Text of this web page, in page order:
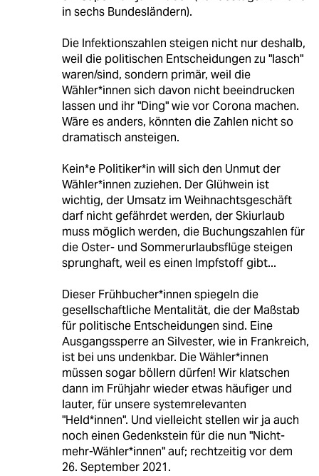
in sechs Bundesländern).
Die Infektionszahlen steigen nicht nur deshalb,
weil die politischen Entscheidungen zu "lasch"
waren/sind, sondern primär, weil die
Wähler*innen sich davon nicht beeindrucken
lassen und ihr "Ding" wie vor Corona machen.
Wäre es anders, könnten die Zahlen nicht so
dramatisch ansteigen.
Kein*e Politiker*in will sich den Unmut der
Wähler*innen zuziehen. Der Glühwein ist
wichtig, der Umsatz im Weihnachtsgeschäft
darf nicht gefährdet werden, der Skiurlaub
muss möglich werden, die Buchungszahlen für
die Oster- und Sommerurlaubsflüge steigen
sprunghaft, weil es einen Impfstoff gibt...
Dieser Frühbucher*innen spiegeln die
gesellschaftliche Mentalität, die der Maßstab
für politische Entscheidungen sind. Eine
Ausgangssperre an Silvester, wie in Frankreich,
ist bei uns undenkbar. Die Wähler*innen
müssen sogar böllern dürfen! Wir klatschen
dann im Frühjahr wieder etwas häufiger und
lauter, für unsere systemrelevanten
"Held*innen". Und vielleicht stellen wir ja auch
noch einen Gedenkstein für die nun "Nicht-
mehr-Wähler*innen" auf; rechtzeitig vor dem
26. September 2021.